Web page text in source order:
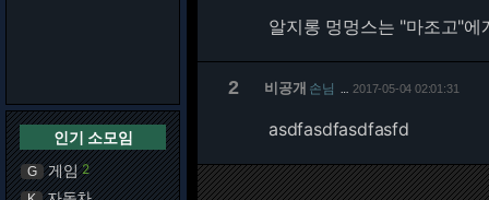
인기 소모임
G 게임 2
알지롱 멍멍스는 "마조고"
2 비공개 손님 2017-05-04 02:01:31
asdfasdfasdfasfd